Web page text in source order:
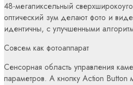
48-мегапиксельный
оптический зум делают фото и
идентичны, с улучшенными
Совсем как фотоаппарат
Сенсорная область управления
параметров. А кнопку Action Button